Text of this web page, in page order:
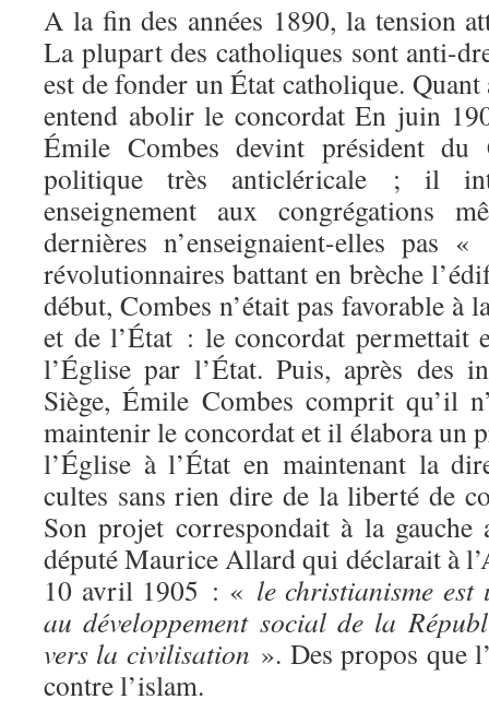
A la fin des années 1890, la tension
La plupart des catholiques sont anti-
est de fonder un État catholique.
entend abolir le concordat En juin
Émile Combes devint président du
politique très anticléricale ; il
enseignement aux congrégations
dernières n’enseignaient-elles pas
révolutionnaires battant en brèche
début, Combes n’était pas favorable à
et de l’État : le concordat permettait
l’Église par l’État. Puis, après des
Siège, Émile Combes comprit qu’il
maintenir le concordat et il élabora un
l’Église à l’État en maintenant la
cultes sans rien dire de la liberté de
Son projet correspondait à la gauche
député Maurice Allard qui déclarait à
10 avril 1905 : « le christianisme est
au développement social de la
vers la civilisation ». Des propos que
contre l’islam.